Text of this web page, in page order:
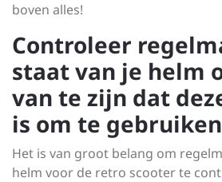
boven alles!
Controleer
staat van je helm
van te zijn dat
is om te
Het is van groot belang om
helm voor de retro scooter te